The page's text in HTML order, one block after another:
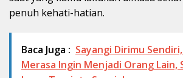
penuh kehati-hatian.
Baca Juga : Sayangi Dirimu
Merasa Ingin Menjadi Orang Lain,